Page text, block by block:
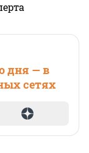
дня — в
сетях